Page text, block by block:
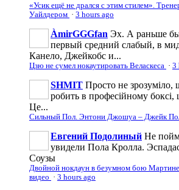
«Усик ещё не дрался с этим стилем».
Уайлдером · 3 hours ago
ÀmirGGGfan Эх. А раньше
первый средний слабый, в
Канело, Джейкобс и...
Цзю не сумел нокаутировать Веласкеса · 3
SHMIT Просто не зрозуміло,
робить в професійному боксі,
Це...
Сильный Пол. Энтони Джошуа – Джейк
Евгений Подолиный Не
увидели Пола Кролла.
Соузы
Двойной нокдаун в безумном бою
видео · 3 hours ago